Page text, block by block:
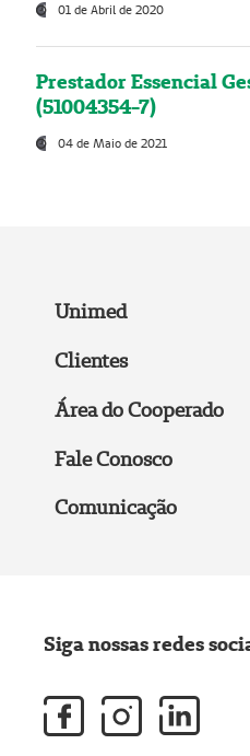
01 de Abril de 2020
Prestador Essencial
(51004354-7)
04 de Maio de 2021
Unimed
Clientes
Área do Cooperado
Fale Conosco
Comunicação
Siga nossas redes